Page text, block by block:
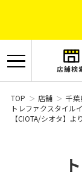
店舗検
TOP 店舗
千葉
トレファクスタイル
【CIOTA/シオタ】